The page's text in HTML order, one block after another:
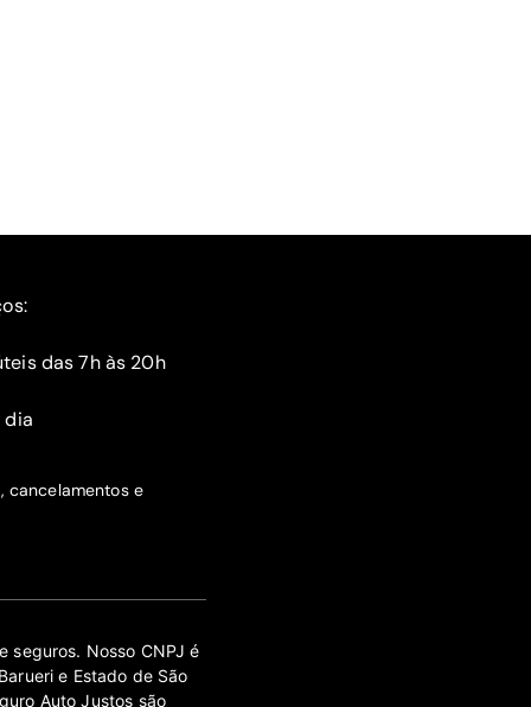
das 7h às 20h
dia
cancelamentos e
seguros. Nosso CNPJ é
e Estado de São
Auto Justos são